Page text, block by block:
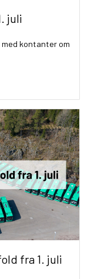
juli
med kontanter om
fra 1. juli